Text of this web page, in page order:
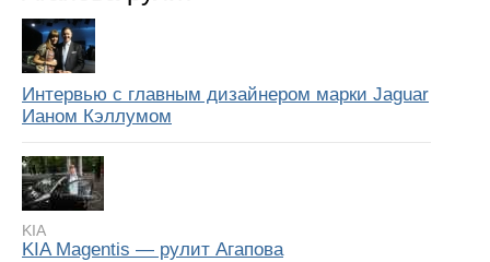
Интервью с главным дизайнером марки Jaguar
Ианом Кэллумом
KIA
KIA Magentis — рулит Агапова